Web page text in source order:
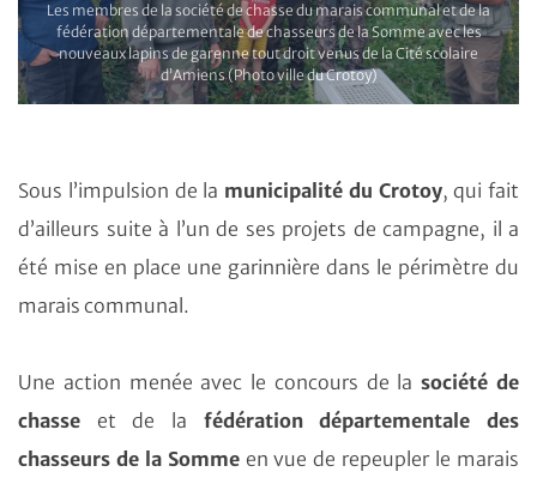
Les membres de la société de chasse du marais communal et de la
fédération départementale de chasseurs de la Somme avec les
nouveaux lapins de garenne tout droit venus de la Cité scolaire
d’Amiens (Photo ville du Crotoy)
Sous l’impulsion de la municipalité du Crotoy, qui fait
d’ailleurs suite à l’un de ses projets de campagne, il a
été mise en place une garinnière dans le périmètre du
marais communal.
Une action menée avec le concours de lasociété de
chasse et de la fédération départementale des
chasseurs de la Sommeen vue de repeupler le marais